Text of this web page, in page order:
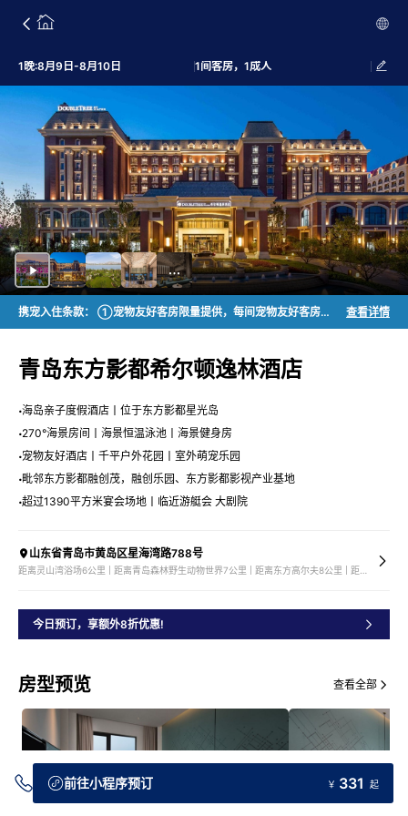
1晚:8月9日-8月10日 1间客房，1成人
携宠入住条款： ①宠物友好客房限量提供，每间宠物友好客房入住不得超过7天，需提前24小时致电0532—89051111转预订部预订（详情咨询预订部）； ②宠物友好客房入住需携带宠物证及防疫本； ③每间宠物友好客房最多携带1只宠物入住； ④每只宠物不超过15公斤，大型犬不可以入住； ⑤携宠入住需要另外收费，按260元/间夜收取清洁费用；7天内清洁费用360元封顶。 ⑥酒店不提供宠物食品，请自行携带。【儿童政策】 每位付费成人仅可免费带一名1.2米以下儿童用餐。 1.2-1.4米需购买儿童票，1.4米以上购买成人票。 查看详情
青岛东方影都希尔顿逸林酒店
海岛亲子度假酒店丨位于东方影都星光岛
270°海景房间丨海景恒温泳池丨海景健身房
宠物友好酒店丨千平户外花园丨室外萌宠乐园
毗邻东方影都融创茂，融创乐园、东方影都影视产业基地
超过1390平方米宴会场地丨临近游艇会 大剧院
山东省青岛市黄岛区星海湾路788号
今日预订，享额外8折优惠!
房型预览 查看全部
前往小程序预订 ￥ 331 起